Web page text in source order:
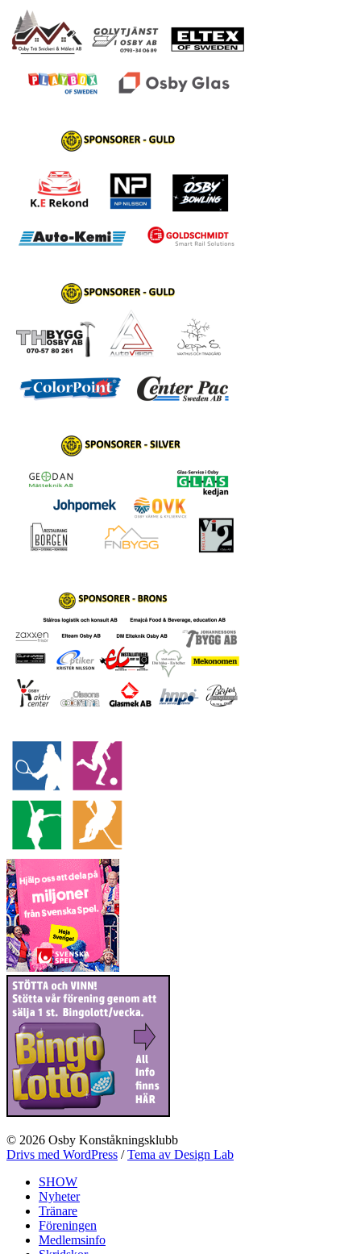
© 2026 Osby Konståkningsklubb
Drivs med WordPress /Tema av Design Lab
SHOW
Nyheter
Tränare
Föreningen
Medlemsinfo